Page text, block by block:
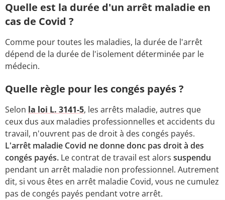
Quelle est la durée d'un arrêt maladie en
cas de Covid ?
Comme pour toutes les maladies, la durée de l'arrêt
dépend de la durée de l'isolement déterminée par le
médecin.
Quelle règle pour les congés payés ?
Selon la loi L. 3141-5, les arrêts maladie, autres que
ceux dus aux maladies professionnelles et accidents du
travail, n'ouvrent pas de droit à des congés payés.
L'arrêt maladie Covid ne donne donc pas droit à des
congés payés. Le contrat de travail est alors suspendu
pendant un arrêt maladie non professionnel. Autrement
dit, si vous êtes en arrêt maladie Covid, vous ne cumulez
pas de congés payés pendant votre arrêt.